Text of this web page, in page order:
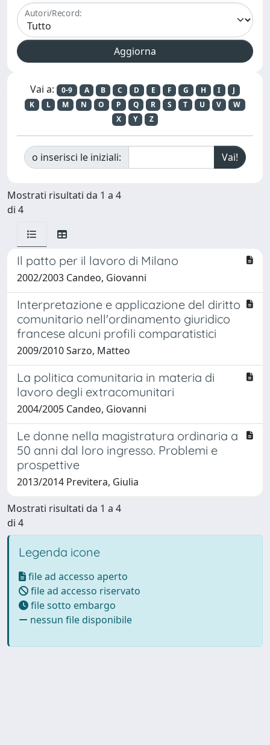
Autori/Record:
Vai a: 0-9 A B C D E F G H I
J
K
L M N O P Q R S T U V
W
X
Y Z
o inserisci le iniziali:
Mostrati risultati da 1 a 4
di 4
Il patto per il lavoro di Milano
2002/2003 Candeo, Giovanni
Interpretazione e applicazione del diritto
comunitario nell'ordinamento giuridico
francese alcuni profili comparatistici
2009/2010 Sarzo, Matteo
La politica comunitaria in materia di
lavoro degli extracomunitari
2004/2005 Candeo, Giovanni
Le donne nella magistratura ordinaria a
50 anni dal loro ingresso. Problemi e
prospettive
2013/2014 Previtera, Giulia
Mostrati risultati da 1 a 4
di 4
Legenda icone
file ad accesso aperto
file ad accesso riservato
file sotto embargo
nessun file disponibile